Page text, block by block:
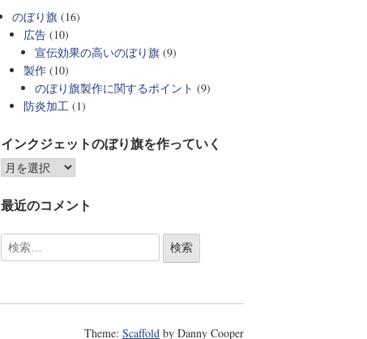
のぼり旗 (16)
広告 (10)
宣伝効果の高いのぼり旗 (9)
製作 (10)
のぼり旗製作に関するポイント (9)
防炎加工 (1)
インクジェットのぼり旗を作っていく
最近のコメント
Theme: Scaffold by Danny Cooper